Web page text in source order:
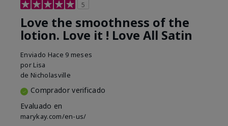
5
Love the smoothness of the
lotion. Love it ! Love All Satin
Enviado Hace 9 meses
por Lisa
de Nicholasville
Comprador verificado
Evaluado en
marykay.com/en-us/